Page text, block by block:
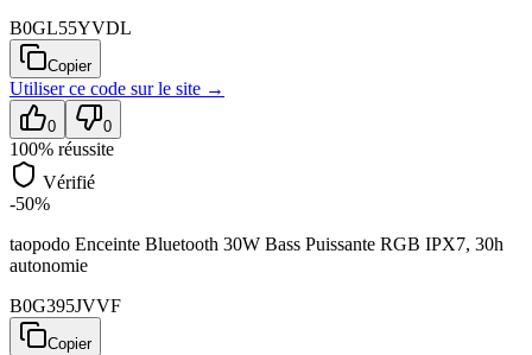
B0GL55YVDL
Copier
Utiliser ce code surle site →
0 0
100% réussite
Vérifié
-50%
taopodo Enceinte Bluetooth 30W Bass Puissante RGB IPX7, 30h
autonomie
B0G395JVVF
Copier